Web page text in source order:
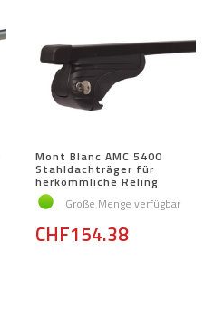
Mont Blanc AMC 5400
Stahldachträger für
herkömmliche Reling
Große Menge verfügbar
CHF154.38